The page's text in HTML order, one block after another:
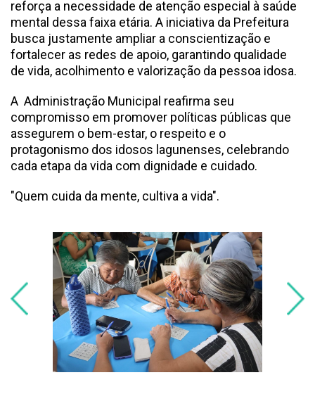
reforça a necessidade de atenção especial à saúde
mental dessa faixa etária. A iniciativa da Prefeitura
busca justamente ampliar a conscientização e
fortalecer as redes de apoio, garantindo qualidade
de vida, acolhimento e valorização da pessoa idosa.
A Administração Municipal reafirma seu
compromisso em promover políticas públicas que
assegurem o bem-estar, o respeito e o
protagonismo dos idosos lagunenses, celebrando
cada etapa da vida com dignidade e cuidado.
"Quem cuida da mente, cultiva a vida".